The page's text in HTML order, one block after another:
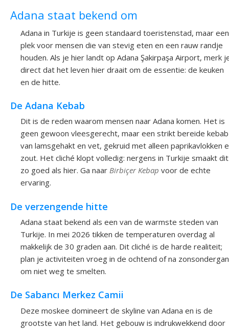
Adana staat bekend om
Adana in Turkije is geen standaard toeristenstad, maar een
plek voor mensen die van stevig eten en een rauw randje
houden. Als je hier landt op Adana Şakirpaşa Airport, merk
direct dat het leven hier draait om de essentie: de keuken
en de hitte.
De Adana Kebab
Dit is de reden waarom mensen naar Adana komen. Het is
geen gewoon vleesgerecht, maar een strikt bereide kebab
van lamsgehakt en vet, gekruid met alleen paprikavlokken
zout. Het cliché klopt volledig: nergens in Turkije smaakt dit
zo goed als hier. Ga naar Birbiçer Kebap voor de echte
ervaring.
De verzengende hitte
Adana staat bekend als een van de warmste steden van
Turkije. In mei 2026 tikken de temperaturen overdag al
makkelijk de 30 graden aan. Dit cliché is de harde realiteit;
plan je activiteiten vroeg in de ochtend of na
om niet weg te smelten.
De Sabancı Merkez Camii
Deze moskee domineert de skyline van Adana en is de
grootste van het land. Het gebouw is indrukwekkend door